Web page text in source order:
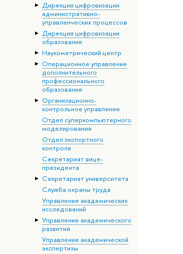
Дирекция цифровизации
административно-
управленческих процессов
Дирекция цифровизации
образования
Наукометрический центр
Операционное управление
дополнительного
профессионального
образования
Организационно-
контрольное управление
Отдел суперкомпьютерного
моделирования
Отдел экспортного
контроля
Секретариат вице-
президента
Секретариат университета
Служба охраны труда
Управление академических
исследований
Управление академического
развития
Управление академической
экспертизы